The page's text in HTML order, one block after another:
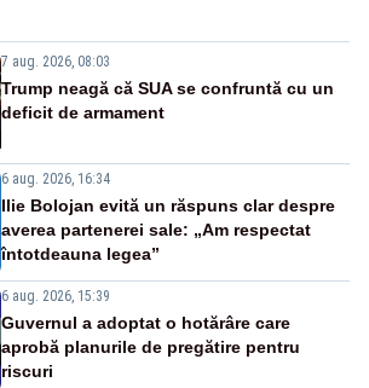
7 aug. 2026, 08:03
Trump neagă că SUA se confruntă cu un
deficit de armament
6 aug. 2026, 16:34
Ilie Bolojan evită un răspuns clar despre
averea partenerei sale: „Am respectat
întotdeauna legea”
6 aug. 2026, 15:39
Guvernul a adoptat o hotărâre care
aprobă planurile de pregătire pentru
riscuri